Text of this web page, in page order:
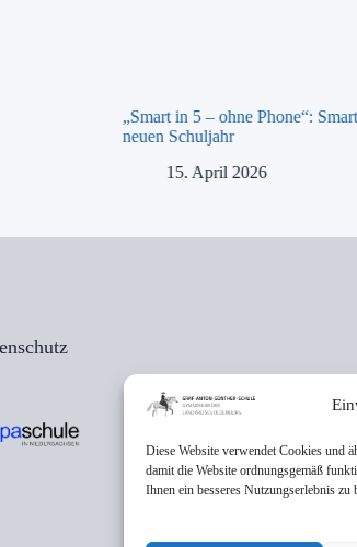
Diese Website verwendet Cookies und
damit die Website ordnungsgemäß
Ihnen ein besseres Nutzungserlebnis
„Smart in 5 – ohne Phone“:
neuen Schuljahr
15. April 2026